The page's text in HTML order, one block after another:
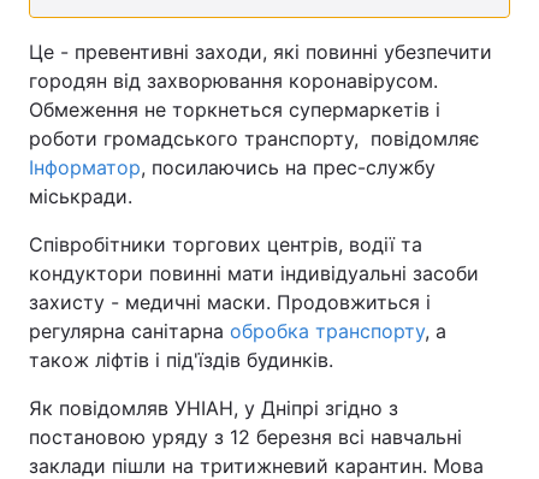
Це - превентивні заходи, які повинні убезпечити
городян від захворювання коронавірусом.
Обмеження не торкнеться супермаркетів і
роботи громадського транспорту, повідомляє
Інформатор, посилаючись на прес-службу
міськради.
Співробітники торгових центрів, водії та
кондуктори повинні мати індивідуальні засоби
захисту - медичні маски. Продовжиться і
регулярна санітарна обробка транспорту, а
також ліфтів і під'їздів будинків.
Як повідомляв УНІАН, у Дніпрі згідно з
постановою уряду з 12 березня всі навчальні
заклади пішли на тритижневий карантин. Мова